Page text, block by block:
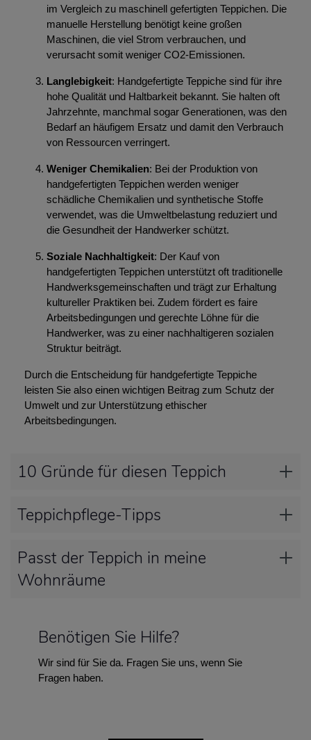
im Vergleich zu maschinell gefertigten Teppichen. Die
manuelle Herstellung benötigt keine großen
Maschinen, die viel Strom verbrauchen, und
verursacht somit weniger CO2-Emissionen.
Langlebigkeit: Handgefertigte Teppiche sind für ihre
hohe Qualität und Haltbarkeit bekannt. Sie halten oft
Jahrzehnte, manchmal sogar Generationen, was den
Bedarf an häufigem Ersatz und damit den Verbrauch
von Ressourcen verringert.
Weniger Chemikalien: Bei der Produktion von
handgefertigten Teppichen werden weniger
schädliche Chemikalien und synthetische Stoffe
verwendet, was die Umweltbelastung reduziert und
die Gesundheit der Handwerker schützt.
Soziale Nachhaltigkeit: Der Kauf von
handgefertigten Teppichen unterstützt oft traditionelle
Handwerksgemeinschaften und trägt zur Erhaltung
kultureller Praktiken bei. Zudem fördert es faire
Arbeitsbedingungen und gerechte Löhne für die
Handwerker, was zu einer nachhaltigeren sozialen
Struktur beiträgt.
Durch die Entscheidung für handgefertigte Teppiche
leisten Sie also einen wichtigen Beitrag zum Schutz der
Umwelt und zur Unterstützung ethischer
Arbeitsbedingungen.
10 Gründe für diesen Teppich
Teppichpflege-Tipps
Passt der Teppich in meine
Wohnräume
Benötigen Sie Hilfe?
Wir sind für Sie da. Fragen Sie uns, wenn Sie
Fragen haben.